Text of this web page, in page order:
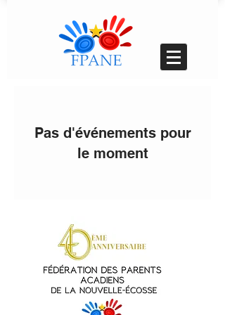
Pas d'événements pour
le moment